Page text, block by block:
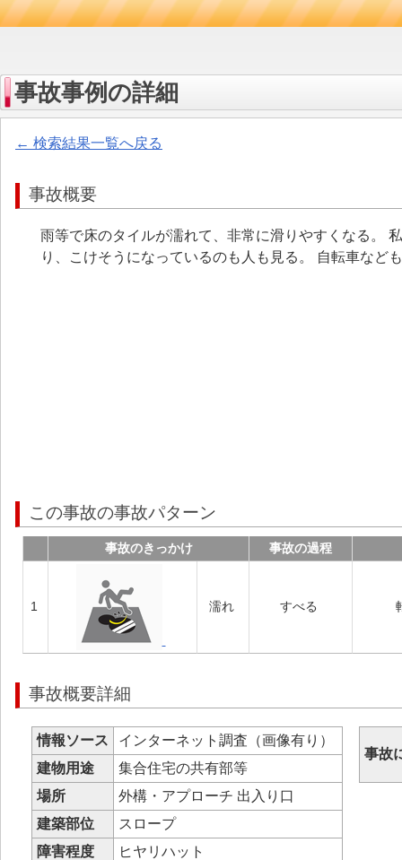
事故事例の詳細
← 検索結果一覧へ戻る
事故概要
雨等で床のタイルが濡れて、非常に滑りやすくなる。
り、こけそうになっているのも人も見る。 自転車など
この事故の事故パターン
事故のきっかけ 事故の過程
1 濡れ すべる
事故概要詳細
情報ソース
インターネット調査（画像有り）
建物用途
集合住宅の共有部等
場所
外構・アプローチ 出入り口
建築部位
スロープ
障害程度
ヒヤリハット
事故